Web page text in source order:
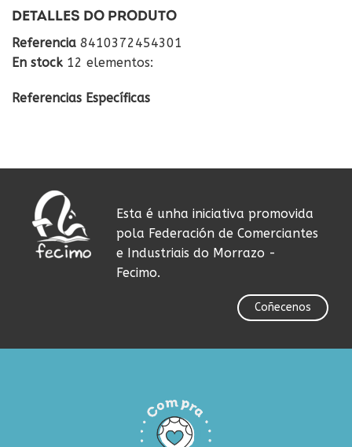
DETALLES DO PRODUTO
Referencia 8410372454301
En stock 12 elementos:
Referencias Específicas
Esta é unha iniciativa promovida
pola Federación de Comerciantes
e Industriais do Morrazo -
Fecimo.
Coñecenos